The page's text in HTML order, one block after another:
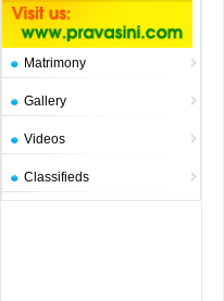
Matrimony
Gallery
Videos
Classifieds